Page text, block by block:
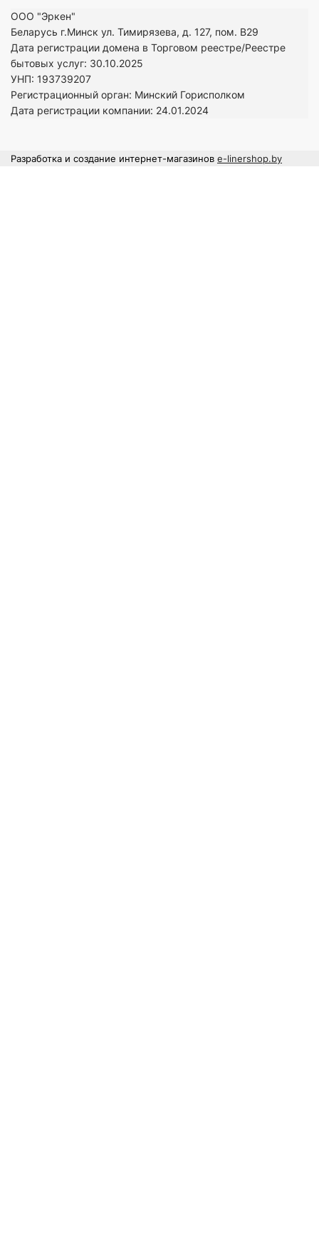
ООО "Эркен"
Беларусь г.Минск ул. Тимирязева, д. 127, пом. В29
Дата регистрации домена в Торговом реестре/Реестре
бытовых услуг: 30.10.2025
УНП: 193739207
Регистрационный орган: Минский Горисполком
Дата регистрации компании: 24.01.2024
Разработка и создание интернет-магазинов e-linershop.by